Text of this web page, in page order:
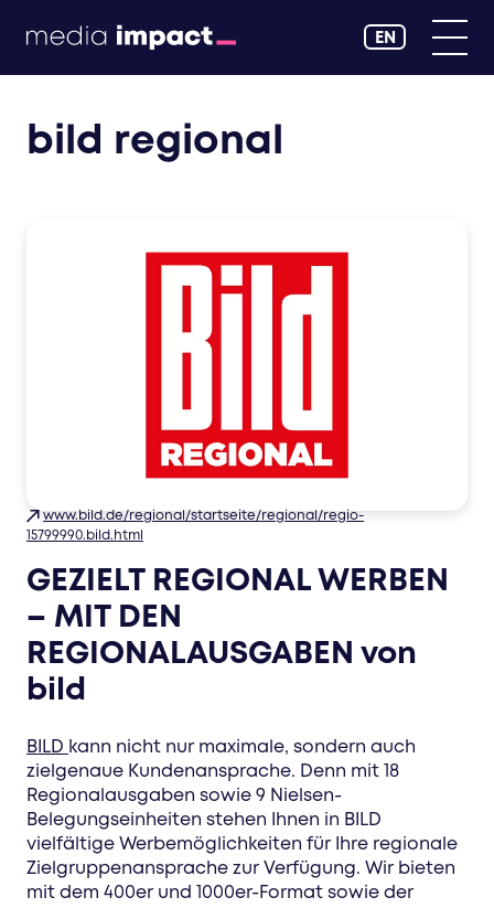
EN
bild regional
www.bild.de/regional/startseite/regional/regio-
15799990.bild.html
GEZIELT REGIONAL WERBEN
– MIT DEN
REGIONALAUSGABEN von
bild
BILD kann nicht nur maximale, sondern auch
zielgenaue Kundenansprache. Denn mit 18
Regionalausgaben sowie 9 Nielsen-
Belegungseinheiten stehen Ihnen in BILD
vielfältige Werbemöglichkeiten für Ihre regionale
Zielgruppenansprache zur Verfügung. Wir bieten
mit dem 400er und 1000er-Format sowie der